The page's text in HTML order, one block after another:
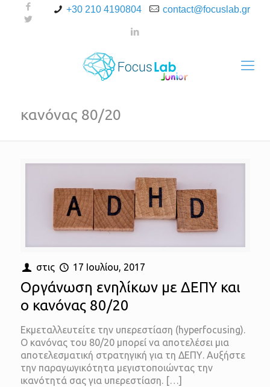
+30 210 4190804 contact@focuslab.gr
κανόνας 80/20
στις 17 Ιουλίου, 2017
Οργάνωση ενηλίκων με ΔΕΠΥ και
ο κανόνας 80/20
Εκμεταλλευτείτε την υπερεστίαση (hyperfocusing).
Ο κανόνας του 80/20 μπορεί να αποτελέσει μια
αποτελεσματική στρατηγική για τη ΔΕΠΥ. Αυξήστε
την παραγωγικότητα μεγιστοποιώντας την
ικανότητά σας για υπερεστίαση.[…]